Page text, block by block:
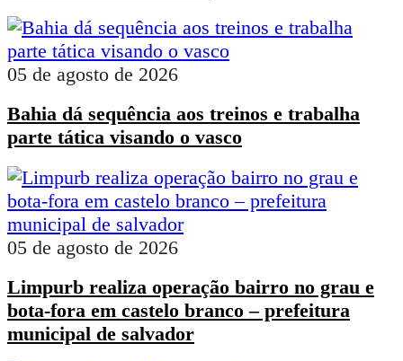
05 de agosto de 2026
Bahia dá sequência aos treinos e trabalha
parte tática visando o vasco
05 de agosto de 2026
Limpurb realiza operação bairro no grau e
bota-fora em castelo branco – prefeitura
municipal de salvador